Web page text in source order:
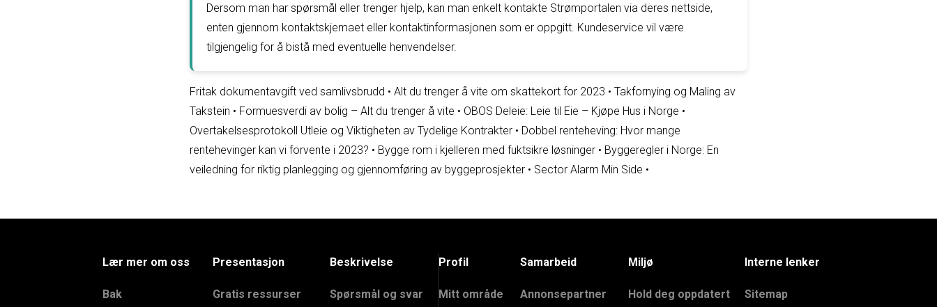
Dersom man har spørsmål eller trenger hjelp, kan man enkelt kontakte Strømportalen via deres nettside,
enten gjennom kontaktskjemaet eller kontaktinformasjonen som er oppgitt. Kundeservice vil være
tilgjengelig for å bistå med eventuelle henvendelser.
Fritak dokumentavgift ved samlivsbrudd • Alt du trenger å vite om skattekort for 2023 • Takfornying og Maling av
Takstein • Formuesverdi av bolig – Alt du trenger å vite • OBOS Deleie: Leie til Eie – Kjøpe Hus i Norge •
Overtakelsesprotokoll Utleie og Viktigheten av Tydelige Kontrakter • Dobbel renteheving: Hvor mange
rentehevinger kan vi forvente i 2023? • Bygge rom i kjelleren med fuktsikre løsninger • Byggeregler i Norge: En
veiledning for riktig planlegging og gjennomføring av byggeprosjekter • Sector Alarm Min Side •
Lær mer om oss
Bak
Presentasjon
Gratis ressurser
Beskrivelse
Spørsmål og svar
Profil
Mitt område
Samarbeid
Annonsepartner
Miljø
Hold deg oppdatert
Interne lenker
Sitemap